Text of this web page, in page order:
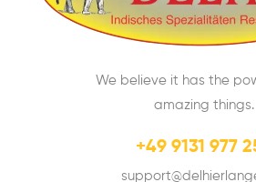
We believe it has the
amazing things.
+49 9131 977